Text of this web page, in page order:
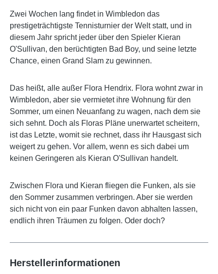
Zwei Wochen lang findet in Wimbledon das
prestigeträchtigste Tennisturnier der Welt statt, und in
diesem Jahr spricht jeder über den Spieler Kieran
O'Sullivan, den berüchtigten Bad Boy, und seine letzte
Chance, einen Grand Slam zu gewinnen.
Das heißt, alle außer Flora Hendrix. Flora wohnt zwar in
Wimbledon, aber sie vermietet ihre Wohnung für den
Sommer, um einen Neuanfang zu wagen, nach dem sie
sich sehnt. Doch als Floras Pläne unerwartet scheitern,
ist das Letzte, womit sie rechnet, dass ihr Hausgast sich
weigert zu gehen. Vor allem, wenn es sich dabei um
keinen Geringeren als Kieran O'Sullivan handelt.
Zwischen Flora und Kieran fliegen die Funken, als sie
den Sommer zusammen verbringen. Aber sie werden
sich nicht von ein paar Funken davon abhalten lassen,
endlich ihren Träumen zu folgen. Oder doch?
Herstellerinformationen